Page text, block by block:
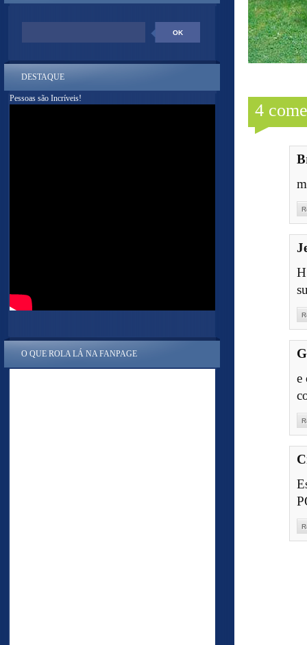
4
e
DESTAQUE
Pessoas são Incríveis!
O QUE ROLA LÁ NA FANPAGE